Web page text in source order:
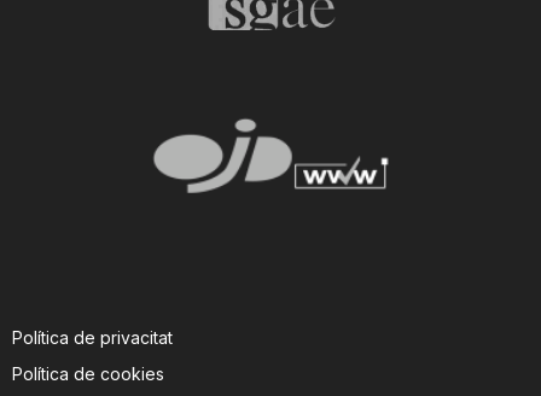
Política de privacitat
Política de cookies